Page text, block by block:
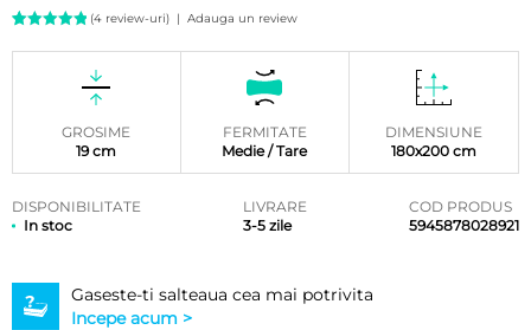
(4 review-uri) | Adauga un review
GROSIME
19 cm
FERMITATE
Medie / Tare
DIMENSIUNE
180x200 cm
DISPONIBILITATE
In stoc
LIVRARE
3-5 zile
COD PRODUS
5945878028921
Gaseste-ti salteaua cea mai potrivita
Incepe acum >